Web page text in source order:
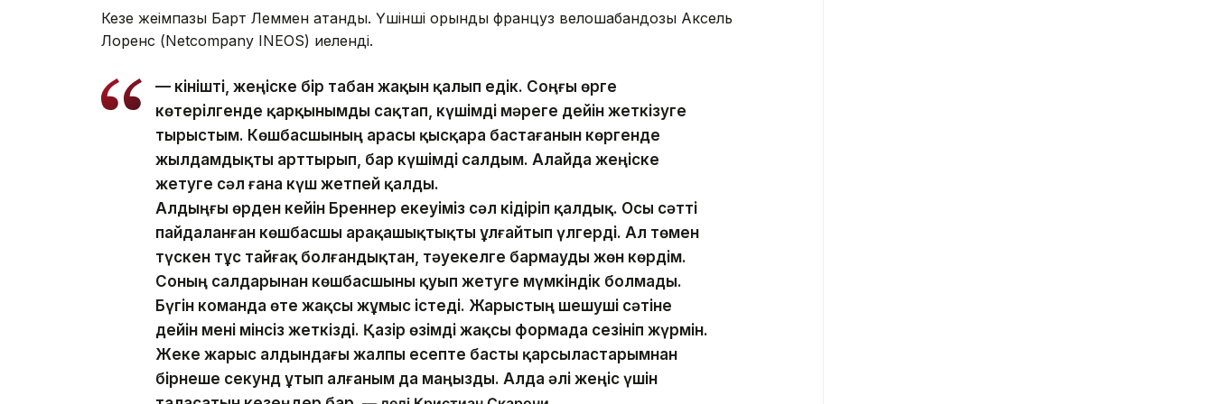
Кезең жеңімпазы Барт Леммен атанды. Үшінші орынды француз велошабандозы Аксель
Лоренс (Netcompany INEOS) иеленді.
— Өкінішті, жеңіске бір табан жақын қалып едік. Соңғы өрге
көтерілгенде қарқынымды сақтап, күшімді мәреге дейін жеткізуге
тырыстым. Көшбасшының арасы қысқара бастағанын көргенде
жылдамдықты арттырып, бар күшімді салдым. Алайда жеңіске
жетуге сәл ғана күш жетпей қалды.
Алдыңғы өрден кейін Бреннер екеуіміз сәл кідіріп қалдық. Осы сәтті
пайдаланған көшбасшы арақашықтықты ұлғайтып үлгерді. Ал төмен
түскен тұс тайғақ болғандықтан, тәуекелге бармауды жөн көрдім.
Соның салдарынан көшбасшыны қуып жетуге мүмкіндік болмады.
Бүгін команда өте жақсы жұмыс істеді. Жарыстың шешуші сәтіне
дейін мені мінсіз жеткізді. Қазір өзімді жақсы формада сезініп жүрмін.
Жеке жарыс алдындағы жалпы есепте басты қарсыластарымнан
бірнеше секунд ұтып алғаным да маңызды. Алда әлі жеңіс үшін